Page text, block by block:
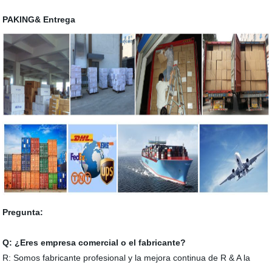
PAKING& Entrega
Pregunta:
Q: ¿Eres empresa comercial o el fabricante?
R: Somos fabricante profesional y la mejora continua de R & A la